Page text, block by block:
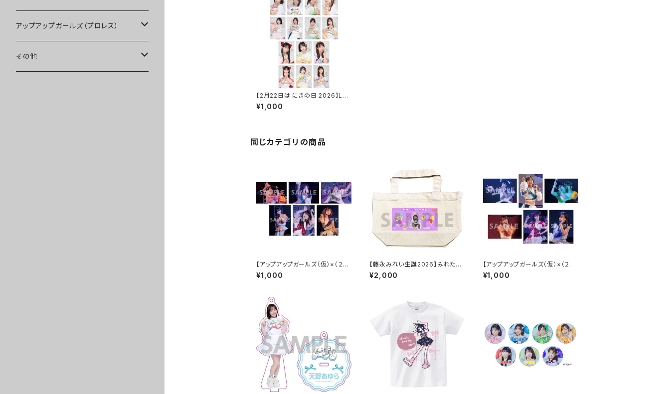
【2月22日は にきの日 2026】L判
ランダム生写真（2枚入り） アンコ
ール衣装ver.
¥1,000
同じカテゴリの商品
【アップアップガールズ（仮）×（２）】
2Lポートレート（夜公演）
¥1,000
【藤永みれい生誕2026】みれたん
描き下ろし トートバッグ
¥2,000
【アップアップガールズ（仮）×（２）】
2Lポートレート（昼公演）
¥1,000
Tシャツ
other
Blu-ray
Tシャツ
アップアップガールズ（プロレス）
Tシャツ
その他